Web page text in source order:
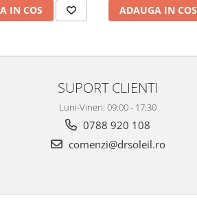
IN COS ADAUGA IN COS
SUPORT CLIENTI
Luni-Vineri: 09:00 - 17:30
0788 920 108
comenzi@drsoleil.ro